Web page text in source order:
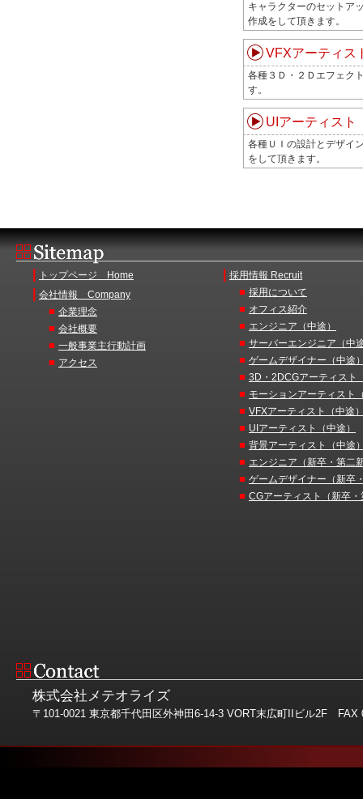
キャラクターのセットア
作成をして頂きます。
VFXアーティス
各種３Ｄ・２Ｄエフェク
す。
UIアーティスト
各種ＵＩの設計とデザイ
をして頂きます。
トップページ Home
会社情報 Company
■ 企業理念
■ 会社概要
■ 一般事業主行動計画
■ アクセス
採用情報 Recruit
■ 採用について
■ オフィス紹介
■ エンジニア（中途）
■ サーバーエンジニア（中
■ ゲームデザイナー（中途
■ 3D・2DCGアーティスト
■ モーションアーティスト
■ VFXアーティスト（中途
■ UIアーティスト（中途）
■ 背景アーティスト（中途
■ エンジニア（新卒・第二
■ ゲームデザイナー（新卒
■ CGアーティスト（新卒
株式会社メテオライズ
〒101-0021 東京都千代田区外神田6-14-3 VORT末広町IIビル2F